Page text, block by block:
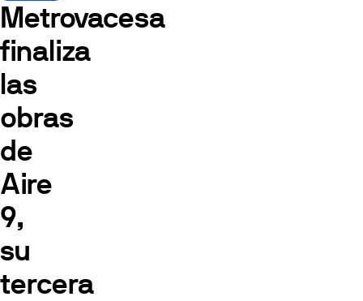
Metrovacesa
finaliza
las
obras
de
Aire
9,
su
tercera